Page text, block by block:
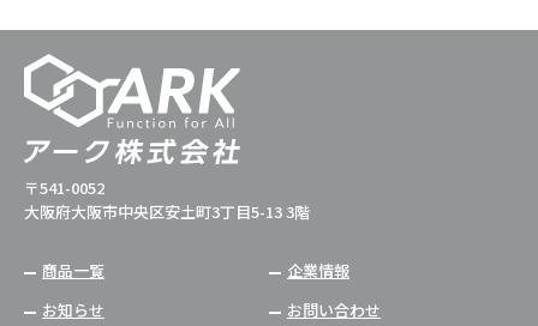
〒541-0052
大阪府大阪市中央区安土町3丁目5-13 3階
商品一覧
企業情報
お知らせ
お問い合わせ